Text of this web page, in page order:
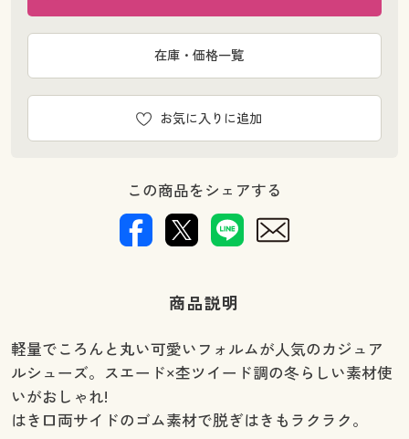
お気に入りに追加
在庫・価格一覧
この商品をシェアする
商品説明
軽量でころんと丸い可愛いフォルムが人気のカジュア
ルシューズ。スエード×杢ツイード調の冬らしい素材使
いがおしゃれ!
はき口両サイドのゴム素材で脱ぎはきもラクラク。